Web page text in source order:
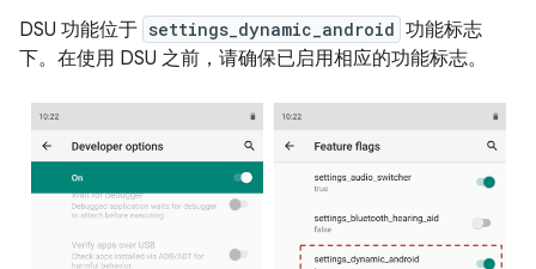
DSU 功能位于 settings_dynamic_android 功能标志
下。在使用 DSU 之前，请确保已启用相应的功能标志。